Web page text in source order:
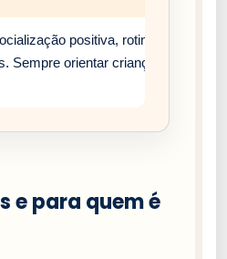
positiva, rotina estável e
Sempre orientar crianças a
e para quem é